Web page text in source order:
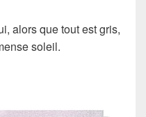
alors que tout est gris,
soleil.